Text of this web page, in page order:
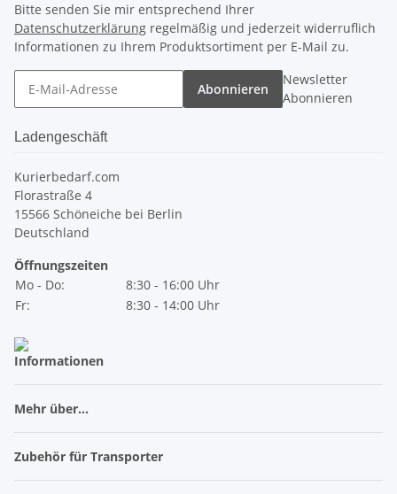
Bitte senden Sie mir entsprechend Ihrer
Datenschutzerklärung regelmäßig und jederzeit widerruflich
Informationen zu Ihrem Produktsortiment per E-Mail zu.
Abonnieren
Newsletter
Abonnieren
Ladengeschäft
Kurierbedarf.com
Florastraße 4
15566 Schöneiche bei Berlin
Deutschland
Öffnungszeiten
Mo - Do:
8:30 - 16:00 Uhr
Fr:
8:30 - 14:00 Uhr
Informationen
Mehr über...
Zubehör für Transporter